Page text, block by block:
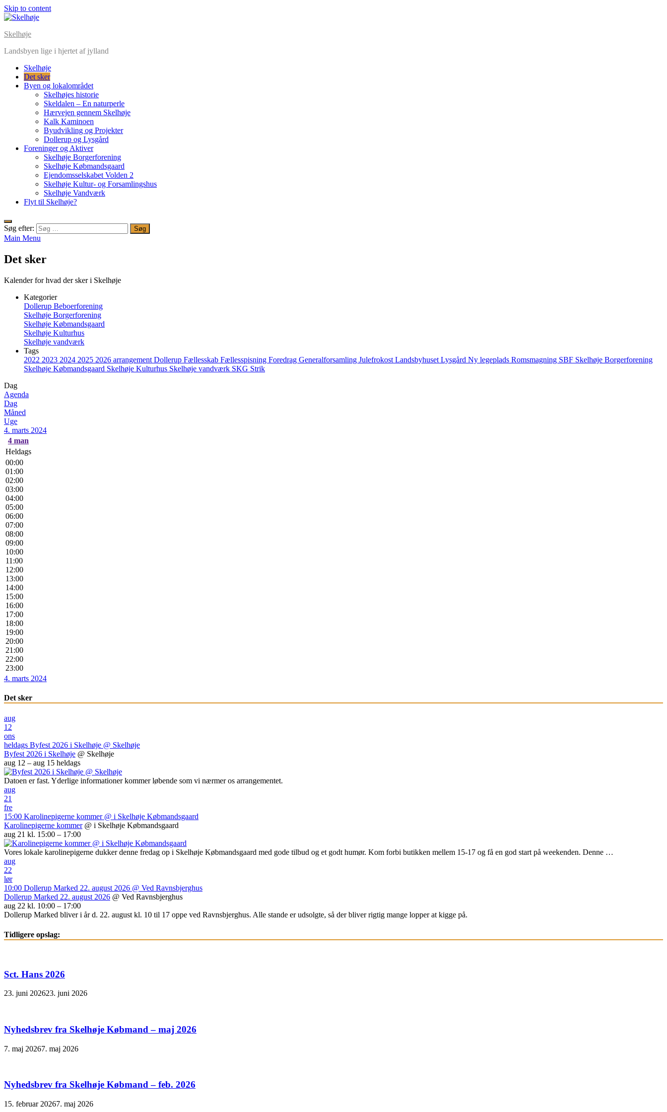
Skip to content
Skelhøje
Landsbyen lige i hjertet af jylland
Skelhøje
Det sker
Byen og lokalområdet
Skelhøjes historie
Skeldalen – En naturperle
Hærvejen gennem Skelhøje
Kalk Kaminoen
Byudvikling og Projekter
Dollerup og Lysgård
Foreninger og Aktiver
Skelhøje Borgerforening
Skelhøje Købmandsgaard
Ejendomsselskabet Volden 2
Skelhøje Kultur- og Forsamlingshus
Skelhøje Vandværk
Flyt til Skelhøje?
Søg efter:
Main Menu
Det sker
Kalender for hvad der sker i Skelhøje
Kategorier
Dollerup Beboerforening
Skelhøje Borgerforening
Skelhøje Købmandsgaard
Skelhøje Kulturhus
Skelhøje vandværk
Tags
2022 2023 2024 2025 2026 arrangement Dollerup Fællesskab Fællesspisning Foredrag Generalforsamling Julefrokost Landsbyhuset Lysgård Ny legeplads Romsmagning SBF Skelhøje Borgerforening
Skelhøje Købmandsgaard Skelhøje Kulturhus Skelhøje vandværk SKG Strik
Dag
Agenda
Dag
Måned
Uge
4. marts 2024
4 man
Heldags
00:00
01:00
02:00
03:00
04:00
05:00
06:00
07:00
08:00
09:00
10:00
11:00
12:00
13:00
14:00
15:00
16:00
17:00
18:00
19:00
20:00
21:00
22:00
23:00
4. marts 2024
Det sker
aug
12
ons
heldags Byfest 2026 i Skelhøje @ Skelhøje
Byfest 2026 i Skelhøje @ Skelhøje
aug 12 – aug 15 heldags
Datoen er fast. Yderlige informationer kommer løbende som vi nærmer os arrangementet.
aug
21
fre
15:00 Karolinepigerne kommer @ i Skelhøje Købmandsgaard
Karolinepigerne kommer @ i Skelhøje Købmandsgaard
aug 21 kl. 15:00 – 17:00
Vores lokale karolinepigerne dukker denne fredag op i Skelhøje Købmandsgaard med gode tilbud og et godt humør. Kom forbi butikken mellem 15-17 og få en god start på weekenden. Denne …
aug
22
lør
10:00 Dollerup Marked 22. august 2026 @ Ved Ravnsbjerghus
Dollerup Marked 22. august 2026 @ Ved Ravnsbjerghus
aug 22 kl. 10:00 – 17:00
Dollerup Marked bliver i år d. 22. august kl. 10 til 17 oppe ved Ravnsbjerghus. Alle stande er udsolgte, så der bliver rigtig mange lopper at kigge på.
Tidligere opslag:
Sct. Hans 2026
23. juni 202623. juni 2026
Nyhedsbrev fra Skelhøje Købmand – maj 2026
7. maj 20267. maj 2026
Nyhedsbrev fra Skelhøje Købmand – feb. 2026
15. februar 20267. maj 2026